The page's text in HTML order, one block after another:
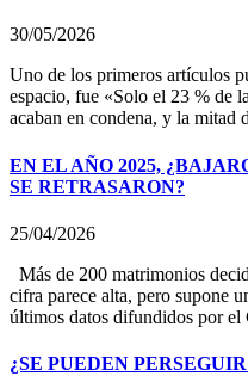
30/05/2026
Uno de los primeros artículos
espacio, fue «Solo el 23 % de
acaban en condena, y la mitad
EN EL AÑO 2025,
SE RETRASARON?
25/04/2026
Más de 200 matrimonios
cifra parece alta, pero supone
últimos datos difundidos por el
¿SE PUEDEN